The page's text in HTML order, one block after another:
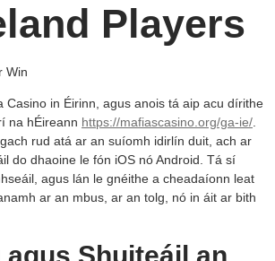
Players
Casino in Éirinn, agus anois tá aip acu dírithe
na hÉireann https://mafiascasino.org/ga-ie/.
rud atá ar an suíomh idirlín duit, ach ar
do dhaoine le fón iOS nó Android. Tá sí
agus lán le gnéithe a cheadaíonn leat
ar an mbus, ar an tolg, nó in áit ar bith
Shuiteáil an